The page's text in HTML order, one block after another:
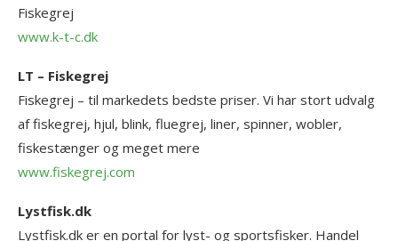
Fiskegrej
www.k-t-c.dk
LT – Fiskegrej
Fiskegrej – til markedets bedste priser. Vi har stort udvalg
af fiskegrej, hjul, blink, fluegrej, liner, spinner, wobler,
fiskestænger og meget mere
www.fiskegrej.com
Lystfisk.dk
Lystfisk.dk er en portal for lyst- og sportsfisker. Handel